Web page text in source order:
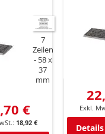
7
Zeilen
58 x
37
mm
€
18,92 €